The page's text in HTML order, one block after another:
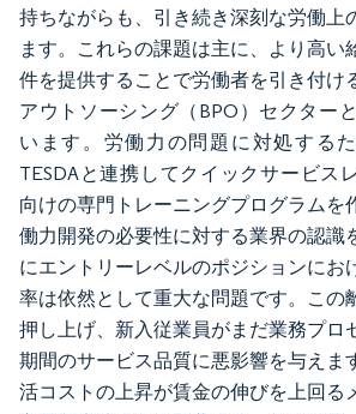
持ちながらも、引き続き深刻な労働上
ます。これらの課題は主に、より高い
件を提供することで労働者を引き付け
アウトソーシング（BPO）セクター
います。労働力の問題に対処する
TESDAと連携してクイックサービス
向けの専門トレーニングプログラムを
働力開発の必要性に対する業界の認識
にエントリーレベルのポジションにお
率は依然として重大な問題です。この
押し上げ、新入従業員がまだ業務プロ
期間のサービス品質に悪影響を与えま
活コストの上昇が賃金の伸びを上回る